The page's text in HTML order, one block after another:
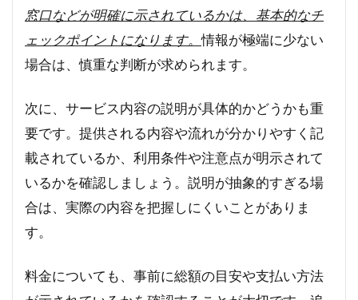
窓口などが明確に示されているかは、基本的なチ
ェックポイントになります。情報が極端に少ない
場合は、慎重な判断が求められます。
次に、サービス内容の説明が具体的かどうかも重
要です。提供される内容や流れが分かりやすく記
載されているか、利用条件や注意点が明示されて
いるかを確認しましょう。説明が抽象的すぎる場
合は、実際の内容を把握しにくいことがありま
す。
料金についても、事前に総額の目安や支払い方法